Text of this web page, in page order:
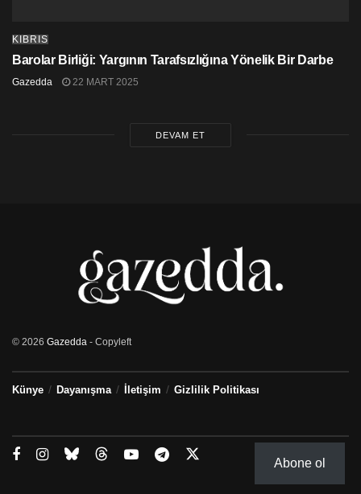
KIBRIS
Barolar Birliği: Yargının Tarafsızlığına Yönelik Bir Darbe
Gazedda 22 MART 2025
DEVAM ET
© 2026 Gazedda - Copyleft
Künye Dayanışma İletişim Gizlilik Politikası
Abone ol